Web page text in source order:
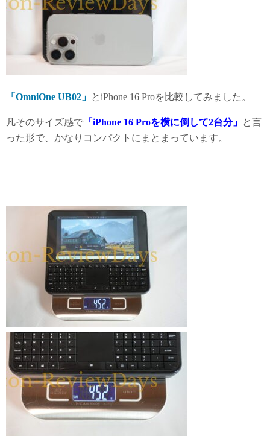
「OmniOne UB02」 とiPhone 16 Proを比較してみました。
凡そのサイズ感で 「iPhone 16 Proを横に倒して2台分」 と言
った形で、かなりコンパクトにまとまっています。